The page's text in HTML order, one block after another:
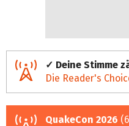
✓ Deine Stimme
Die Reader's
QuakeCon 2026